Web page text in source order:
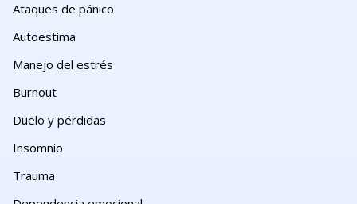
Ataques de pánico
Autoestima
Manejo del estrés
Burnout
Duelo y pérdidas
Insomnio
Trauma